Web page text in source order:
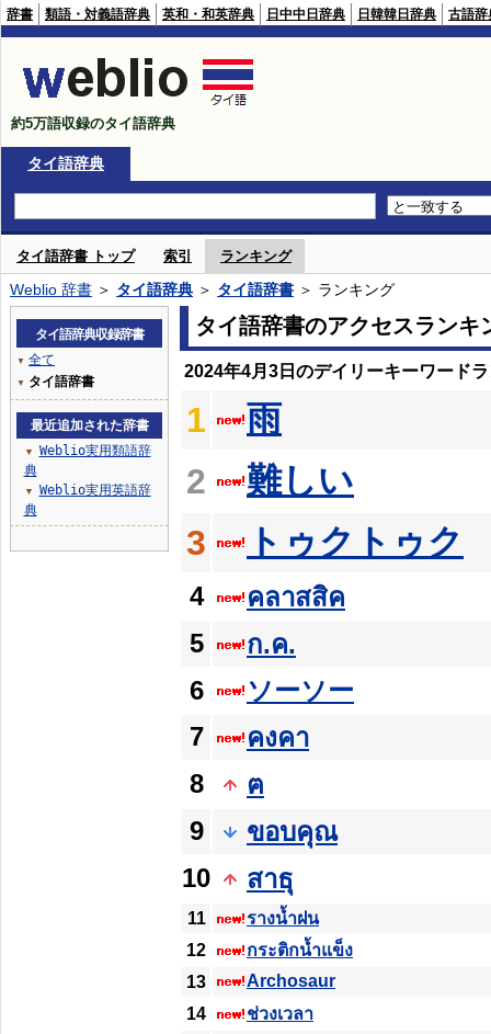
辞書 類語・対義語辞典 英和・和英辞典 日中中日辞典 日韓韓日辞典 古語辞
約5万語収録のタイ語辞典
タイ語辞典
タイ語辞書 トップ 索引 ランキング
Weblio 辞書 ＞ タイ語辞典 ＞ タイ語辞書 ＞ ランキング
タイ語辞書のアクセスランキ
2024年4月3日のデイリーキーワード
1
雨
2
難しい
3
トゥクトゥク
4
คลาสสิค
5
ก.ค.
6
ソーソー
7
คงคา
8
ฅ
9
ขอบคุณ
10
สาธุ
11
รางน้ำฝน
12
กระติกน้ำแข็ง
13
Archosaur
14
ช่วงเวลา
タイ語辞典収録辞書
▼ 全て
▼ タイ語辞書
最近追加された辞書
▼
Weblio実用類語辞
典
▼
Weblio実用英語辞
典